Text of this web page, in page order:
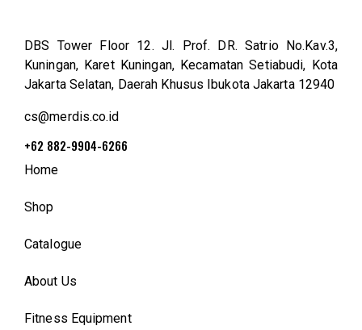
DBS Tower Floor 12. Jl. Prof. DR. Satrio No.Kav.3,
Kuningan, Karet Kuningan, Kecamatan Setiabudi, Kota
Jakarta Selatan, Daerah Khusus Ibukota Jakarta 12940
cs@merdis.co.id
+62 882-9904-6266
Home
Shop
Catalogue
About Us
Fitness Equipment